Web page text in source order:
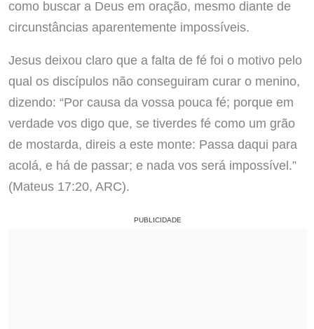
como buscar a Deus em oração, mesmo diante de
circunstâncias aparentemente impossíveis.
Jesus deixou claro que a falta de fé foi o motivo pelo
qual os discípulos não conseguiram curar o menino,
dizendo: “Por causa da vossa pouca fé; porque em
verdade vos digo que, se tiverdes fé como um grão
de mostarda, direis a este monte: Passa daqui para
acolá, e há de passar; e nada vos será impossível.”
(Mateus 17:20, ARC).
PUBLICIDADE